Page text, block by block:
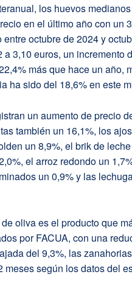
los huevos
en el último año con un
entre octubre de 2024 y
a 3,10 euros, un incremento
más que hace un año,
ha sido del 18,6% en este
un aumento de precio
también un 16,1%, los
un 8,9%, el brik de
el arroz redondo un
un 0,9% y las
oliva es el producto que
por FACUA, con una
del 9,3%, las
meses según los datos del